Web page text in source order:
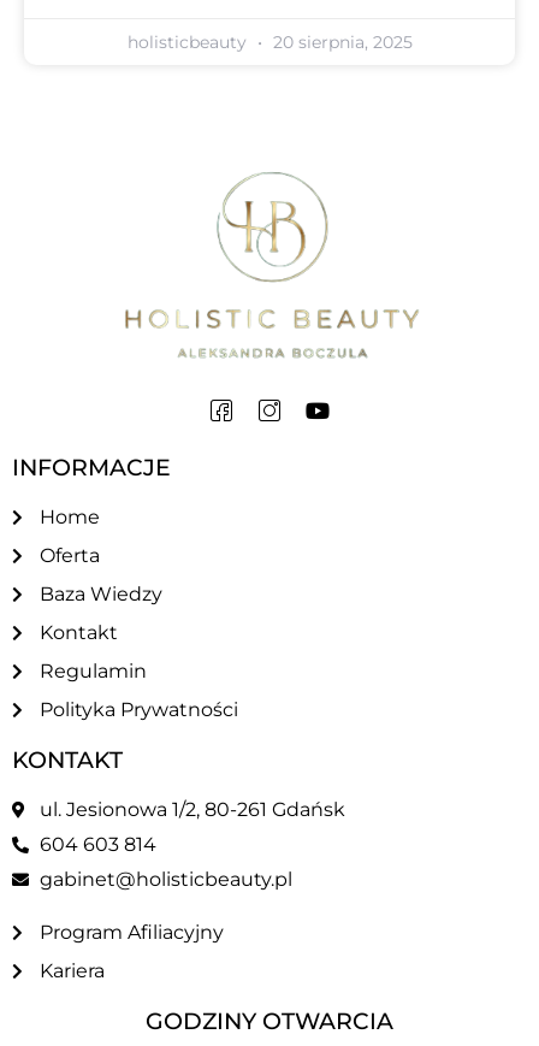
holisticbeauty 20 sierpnia, 2025
INFORMACJE
Home
Oferta
Baza Wiedzy
Kontakt
Regulamin
Polityka Prywatności
KONTAKT
ul. Jesionowa 1/2, 80-261 Gdańsk
604 603 814
gabinet@holisticbeauty.pl
Program Afiliacyjny
Kariera
GODZINY OTWARCIA